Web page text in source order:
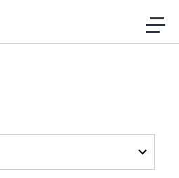
al contenido
TV Usach